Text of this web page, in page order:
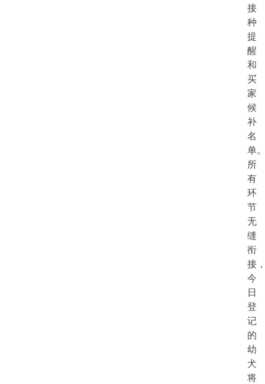
接
种
提
醒
和
买
家
候
补
名
单
所
有
环
节
无
缝
衔
接
今
日
登
记
的
幼
犬
将